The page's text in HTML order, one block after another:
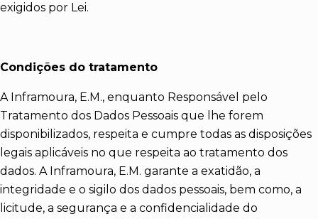
exigidos por Lei.
Condições do tratamento
A Inframoura, E.M., enquanto Responsável pelo
Tratamento dos Dados Pessoais que lhe forem
disponibilizados, respeita e cumpre todas as disposições
legais aplicáveis no que respeita ao tratamento dos
dados. A Inframoura, E.M. garante a exatidão, a
integridade e o sigilo dos dados pessoais, bem como, a
licitude, a segurança e a confidencialidade do